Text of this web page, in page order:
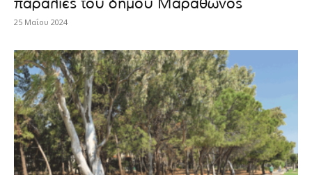
παραλίες του δήμου Μαραθώνος
25 Μαΐου 2024